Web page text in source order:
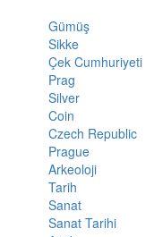
Gümüş
Sikke
Çek Cumhuriyeti
Prag
Silver
Coin
Czech Republic
Prague
Arkeoloji
Tarih
Sanat
Sanat Tarihi